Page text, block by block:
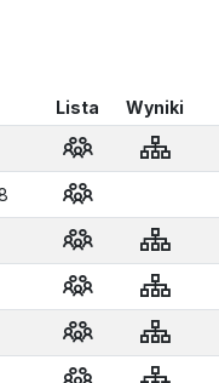
Lista Wyniki